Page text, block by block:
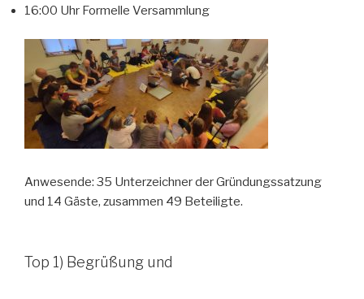
16:00 Uhr Formelle Versammlung
Anwesende: 35 Unterzeichner der Gründungssatzung
und 14 Gäste, zusammen 49 Beteiligte.
Top 1) Begrüßung und